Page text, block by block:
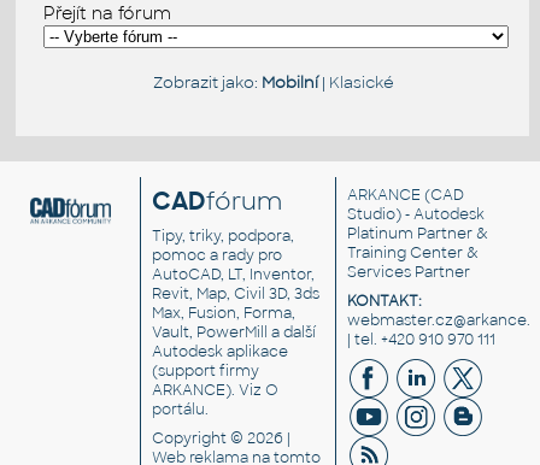
Přejít na fórum
Zobrazit jako: Mobilní| Klasické
CADfórum
Tipy, triky, podpora,
pomoc a rady pro
AutoCAD, LT, Inventor,
Revit, Map, Civil 3D, 3ds
Max, Fusion, Forma,
Vault, PowerMill a další
Autodesk aplikace
(support firmy
ARKANCE). VizO
portálu.
Copyright © 2026 |
Web reklama na tomto
ARKANCE (CAD
Studio) - Autodesk
Platinum Partner &
Training Center &
Services Partner
KONTAKT:
| tel. +420 910 970 111